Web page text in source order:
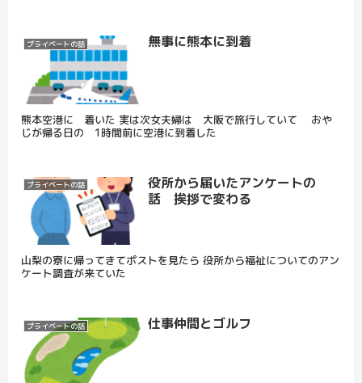
プライベートの話 無事に熊本に到着
熊本空港に 着いた 実は次女夫婦は 大阪で旅行していて おや
じが帰る日の 1時間前に空港に到着した
プライベートの話
役所から届いたアンケートの
話 挨拶で変わる
山梨の寮に帰ってきてポストを見たら 役所から福祉についてのアン
ケート調査が来ていた
プライベートの話 仕事仲間とゴルフ